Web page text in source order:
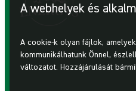
A webhelyek és
A cookie-k olyan fájlok,
kommunikálhatunk Önnel,
változatot. Hozzájárulását